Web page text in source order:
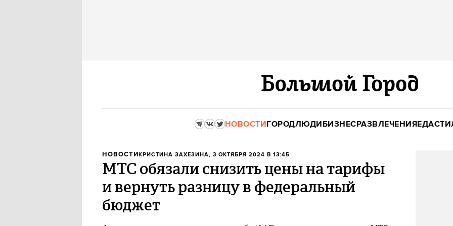
НОВОСТИГОРОДЛЮДИБИЗНЕСРАЗВЛЕЧЕНИЯЕДА
НОВОСТИКРИСТИНА ЗАХЕЗИНА, 3 ОКТЯБРЯ 2024 В 13:45
МТС обязали снизить цены на тарифы
и вернуть разницу в федеральный
бюджет